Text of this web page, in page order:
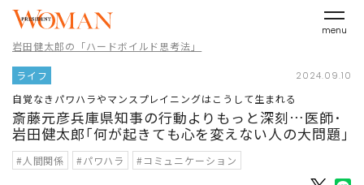
menu
岩田健太郎の「ハードボイルド思考法」
ライフ 2024.09.10
自覚なきパワハラやマンスプレイニングはこうして生まれる
斎藤元彦兵庫県知事の行動よりもっと深刻…医師･
岩田健太郎｢何が起きても心を変えない人の大問題｣
#人間関係 #パワハラ #コミュニケーション